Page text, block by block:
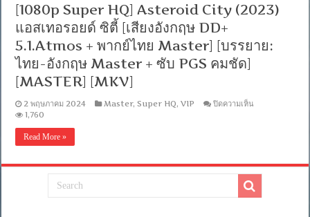
[1080p Super HQ] Asteroid City (2023)
แอสเทอรอยด์ ซิตี้ [เสียงอังกฤษ DD+
5.1.Atmos + พากย์ไทย Master] [บรรยาย:
ไทย-อังกฤษ Master + ซับ PGS คมชัด]
[MASTER] [MKV]
2 พฤษภาคม 2024 Master,Super HQ,VIP ปิดความเห็น
(2023)
แอ
เท
1,760
Read More »